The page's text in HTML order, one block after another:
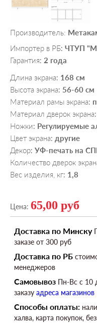
Производитель:
Импортер в РБ: ЧТУП
Гарантия: 2 года
Длина экрана: 168 см
Высота экрана: 56-60 см
Материал рамы экрана:
Материал дверок экрана:
Ножки: Регулируемые
Цвет экрана: другие
Декор: УФ-печать на
Количество дверок
Вес изделия, кг: 1,8
Цена: 65,00 руб
Доставка по Минску
заказе от 300 руб
Доставка по РБ
менеджеров
Самовывоз Пн-Вс c 10
заказу адреса магазинов
Способы оплаты:
халва, карта покупок,